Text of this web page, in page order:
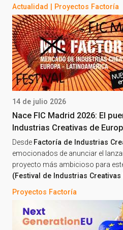
Actualidad Proyectos Factoría
14 de julio 2026
Nace FIC Madrid 2026: El
Industrias Creativas de
Desde Factoría de Industrias
emocionados de anunciar el
proyecto más ambicioso para
(Festival de Industrias Creativas
Proyectos Factoría